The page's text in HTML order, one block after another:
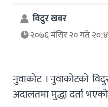
विदुर खबर
२०७६ मंसिर २० गते
नुवाकोट । नुवाकोटको
अदालतमा मुद्धा दर्ता